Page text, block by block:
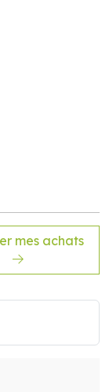
mes achats